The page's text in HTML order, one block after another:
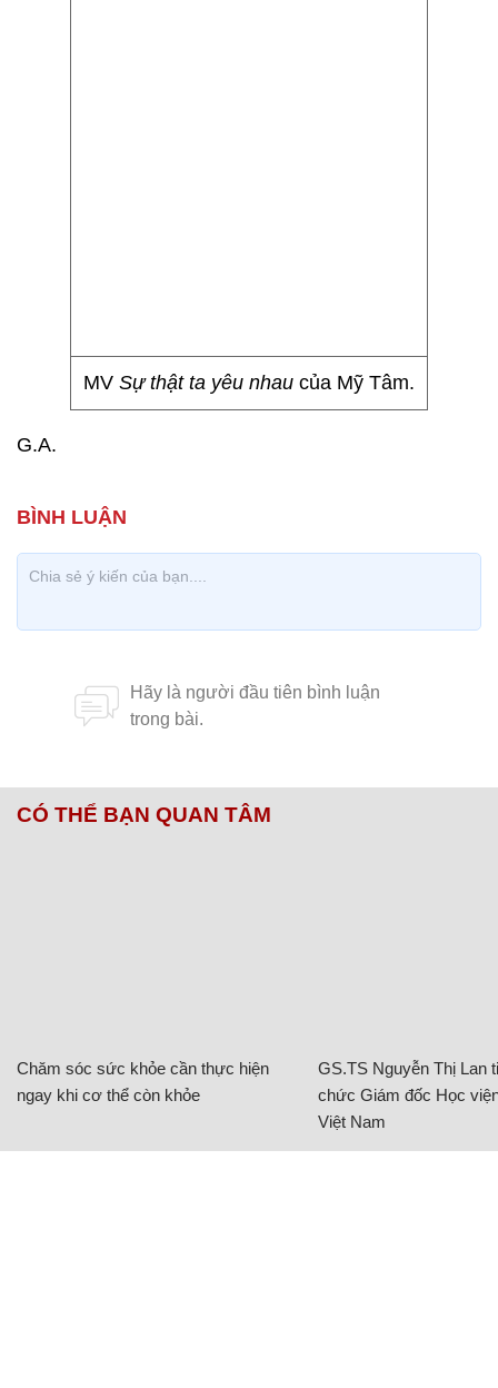
MV Sự thật ta yêu nhau của Mỹ Tâm.
G.A.
CÓ THỂ BẠN QUAN TÂM
Chăm sóc sức khỏe cần thực hiện
ngay khi cơ thể còn khỏe
GS.TS Nguyễn Thị Lan
chức Giám đốc Học
Việt Nam